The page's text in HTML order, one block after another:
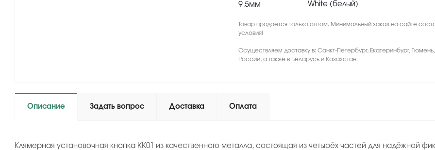
9,5мм White (белый)
Товар продается только оптом. Минимальный заказ на сайте
условия!
Осуществляем доставку в: Санкт-Петербург, Екатеринбург,
России, а также в Беларусь и Казахстан.
Описание Задать вопрос Доставка Оплата
Клямерная установочная кнопка KK01 из качественного металла, состоящая из четырёх частей для надёжной